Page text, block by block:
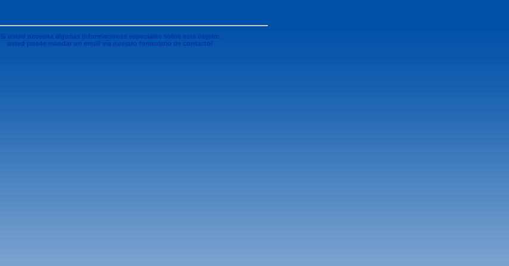
Si usted necesita algunas informaciones especiales sobre este objeto:
usted puede mandar un email vía nuestro formulario de contacto!